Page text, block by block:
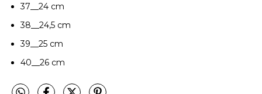
37__24 cm
38__24,5 cm
39__25 cm
40__26 cm